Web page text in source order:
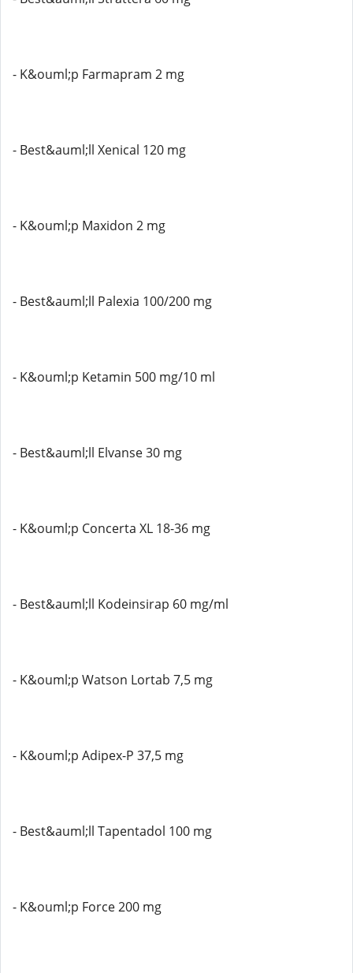
- K&ouml;p Farmapram 2 mg
- Best&auml;ll Xenical 120 mg
- K&ouml;p Maxidon 2 mg
- Best&auml;ll Palexia 100/200 mg
- K&ouml;p Ketamin 500 mg/10 ml
- Best&auml;ll Elvanse 30 mg
- K&ouml;p Concerta XL 18-36 mg
- Best&auml;ll Kodeinsirap 60 mg/ml
- K&ouml;p Watson Lortab 7,5 mg
- K&ouml;p Adipex-P 37,5 mg
- Best&auml;ll Tapentadol 100 mg
- K&ouml;p Force 200 mg